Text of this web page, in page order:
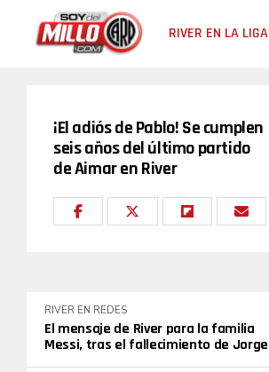
RIVER EN LA LIGA
¡El adiós de Pablo! Se cumplen
seis años del último partido
de Aimar en River
RIVER EN REDES
El mensaje de River para la familia
Messi, tras el fallecimiento de Jorge